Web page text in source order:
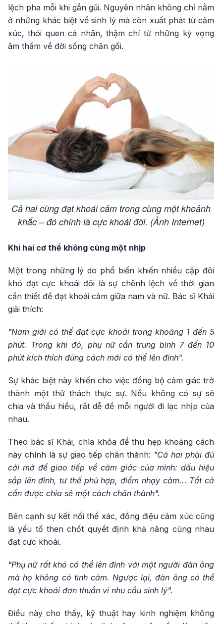
lệch pha mỗi khi gần gũi. Nguyên nhân không chỉ nằm
ở những khác biệt về sinh lý mà còn xuất phát từ cảm
xúc, thói quen cá nhân, thậm chí từ những kỳ vọng
âm thầm về đời sống chăn gối.
Cả hai cùng đạt khoái cảm trong cùng một khoảnh
khắc – đó chính là cực khoái đôi. (Ảnh Internet)
Khi hai cơ thể không cùng một nhịp
Một trong những lý do phổ biến khiến nhiều cặp đôi
khó đạt cực khoái đôi là sự chênh lệch về thời gian
cần thiết để đạt khoái cảm giữa nam và nữ. Bác sĩ Khải
giải thích:
"Nam giới có thể đạt cực khoái trong khoảng 1 đến 5
phút. Trong khi đó, phụ nữ cần trung bình 7 đến 10
phút kích thích đúng cách mới có thể lên đỉnh".
Sự khác biệt này khiến cho việc đồng bộ cảm giác trở
thành một thử thách thực sự. Nếu không có sự sẻ
chia và thấu hiểu, rất dễ để mỗi người đi lạc nhịp của
nhau.
Theo bác sĩ Khải, chìa khóa để thu hẹp khoảng cách
này chính là sự giao tiếp chân thành: "Cả hai phải đủ
cởi mở để giao tiếp về cảm giác của mình: dấu hiệu
sắp lên đỉnh, tư thế phù hợp, điểm nhạy cảm... Tất cả
cần được chia sẻ một cách chân thành".
Bên cạnh sự kết nối thể xác, đồng điệu cảm xúc cũng
là yếu tố then chốt quyết định khả năng cùng nhau
đạt cực khoái.
"Phụ nữ rất khó có thể lên đỉnh với một người đàn ông
mà họ không có tình cảm. Ngược lại, đàn ông có thể
đạt cực khoái đơn thuần vì nhu cầu sinh lý".
Điều này cho thấy, kỹ thuật hay kinh nghiệm không